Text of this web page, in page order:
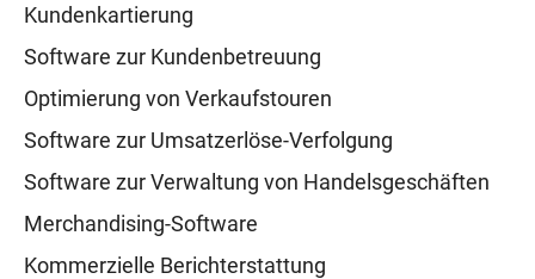
Kundenkartierung
Software zur Kundenbetreuung
Optimierung von Verkaufstouren
Software zur Umsatzerlöse-Verfolgung
Software zur Verwaltung von Handelsgeschäften
Merchandising-Software
Kommerzielle Berichterstattung